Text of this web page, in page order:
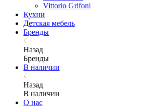
Vittorio Grifoni
Кухни
Детская мебель
Бренды
Назад
Бренды
В наличии
Назад
В наличии
О нас